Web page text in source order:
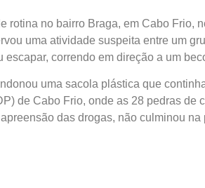
rotina no bairro Braga, em Cabo
uma atividade suspeita entre um
escapar, correndo em direção a um
uma sacola plástica que
de Cabo Frio, onde as 28 pedras de
das drogas, não culminou na